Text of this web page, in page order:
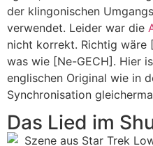
der klingonischen
verwendet. Leider war die
nicht korrekt. Richtig wäre
was wie [Ne-GECH]. Hier
englischen Original wie in
Synchronisation
Das Lied im